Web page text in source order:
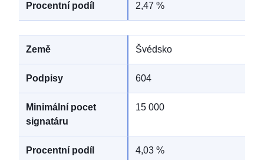
2,47 %
Švédsko
604
15 000
4,03 %